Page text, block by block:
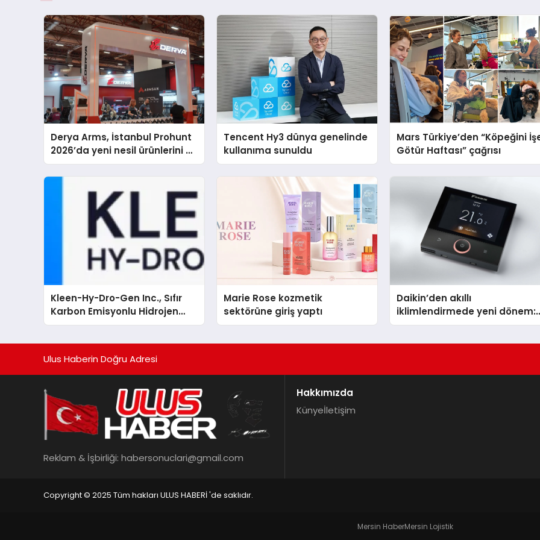
Derya Arms, İstanbul Prohunt
2026’da yeni nesil ürünlerini ve
global marka vizyonunu
sergiledi
Tencent Hy3 dünya genelinde
kullanıma sunuldu
Mars Türkiye’den “Köpeğini
Götür Haftası” çağrısı
Kleen-Hy-Dro-Gen Inc., Sıfır
Karbon Emisyonlu Hidrojen
Isıtma Teknolojisinde ISO ve
Marie Rose kozmetik
sektörüne giriş yaptı
Daikin’den akıllı
iklimlendirmede yeni dönem:
Madoka Plus Türkiye’de
Ulus Haberin Doğru Adresi
Reklam & İşbirliği: habersonuclari@gmail.com
Hakkımızda
Künyeİletişim
Copyright © 2025 Tüm hakları ULUS HABERİ 'de saklıdır.
Mersin HaberMersin Lojistik